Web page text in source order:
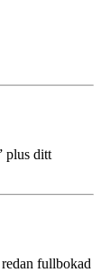
plus ditt
fullbokad